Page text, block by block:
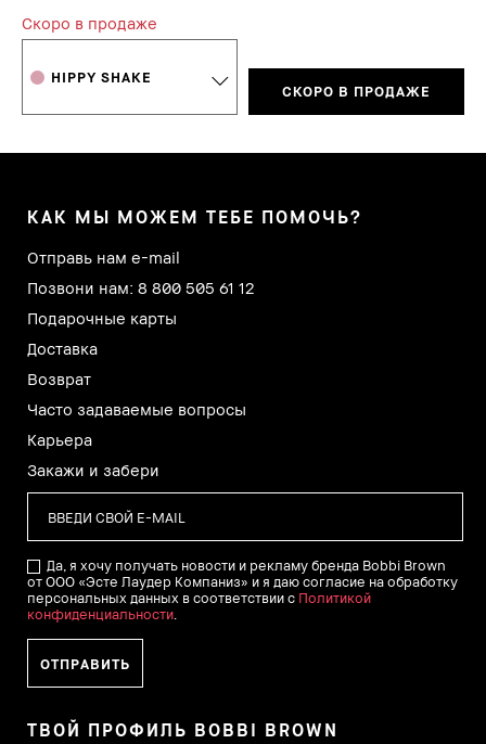
Скоро в продаже
HIPPY SHAKE
СКОРО В ПРОДАЖЕ
КАК МЫ МОЖЕМ ТЕБЕ ПОМОЧЬ?
Отправь нам e-mail
Позвони нам: 8 800 505 61 12
Подарочные карты
Доставка
Возврат
Часто задаваемые вопросы
Карьера
Закажи и забери
Да, я хочу получать новости и рекламу бренда Bobbi Brown
от ООО «Эсте Лаудер Компаниз» и я даю согласие на обработку
персональных данных в соответствии с Политикой
конфиденциальности.
ТВОЙ ПРОФИЛЬ BOBBI BROWN